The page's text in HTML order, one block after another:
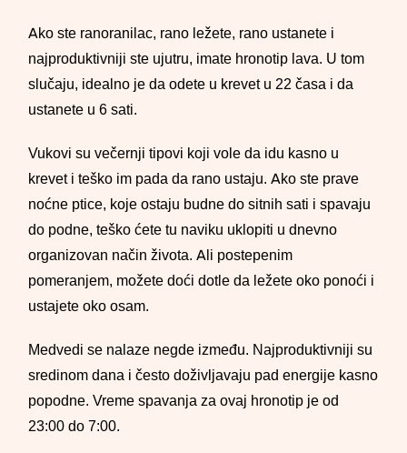
Ako ste ranoranilac, rano ležete, rano ustanete i
najproduktivniji ste ujutru, imate hronotip lava. U tom
slučaju, idealno je da odete u krevet u 22 časa i da
ustanete u 6 sati.
Vukovi su večernji tipovi koji vole da idu kasno u
krevet i teško im pada da rano ustaju. Ako ste prave
noćne ptice, koje ostaju budne do sitnih sati i spavaju
do podne, teško ćete tu naviku uklopiti u dnevno
organizovan način života. Ali postepenim
pomeranjem, možete doći dotle da ležete oko ponoći i
ustajete oko osam.
Medvedi se nalaze negde između. Najproduktivniji su
sredinom dana i često doživljavaju pad energije kasno
popodne. Vreme spavanja za ovaj hronotip je od
23:00 do 7:00.